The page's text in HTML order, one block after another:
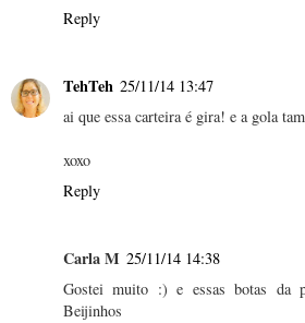
Reply
TehTeh 25/11/14 13:47
ai que essa carteira é gira! e a gola
xoxo
Reply
Carla M 25/11/14 14:38
Gostei muito :) e essas botas da
Beijinhos